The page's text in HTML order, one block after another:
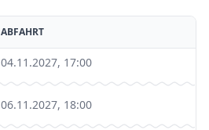
ABFAHRT
04.11.2027, 17:00
06.11.2027, 18:00